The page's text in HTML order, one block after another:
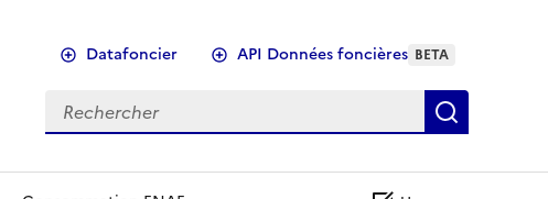
Datafoncier API Données foncières BETA
Rechercher